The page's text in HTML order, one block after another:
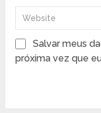
Salvar meus
próxima vez que